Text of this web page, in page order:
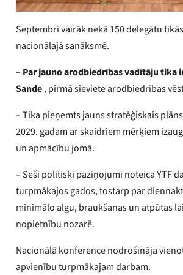
Septembrī vairāk nekā 150 delegātu
nacionālajā sanāksmē.
– Par jauno arodbiedrības vadītāju tika
Sande, pirmā sieviete arodbiedrības
– Tika pieņemts jauns stratēģiskais
2029. gadam ar skaidriem mērķiem
un apmācību jomā.
– Seši politiski paziņojumi noteica YTF
turpmākajos gados, tostarp par
minimālo algu, braukšanas un atpūtas
nopietnību nozarē.
Nacionālā konference nodrošināja
apvienību turpmākajam darbam.